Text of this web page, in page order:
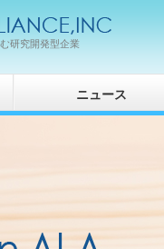
研究開発型企業
ニュース